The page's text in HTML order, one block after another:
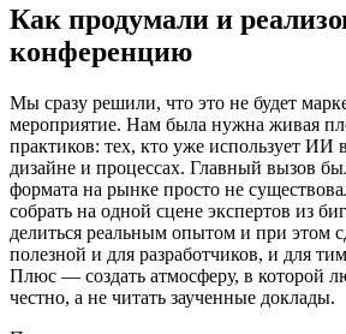
Как продумали и
конференцию
Мы сразу решили, что это не будет
мероприятие. Нам была нужна живая
практиков: тех, кто уже использует ИИ
дизайне и процессах. Главный вызов
формата на рынке просто не
собрать на одной сцене экспертов из
делиться реальным опытом и при этом
полезной и для разработчиков, и для
Плюс — создать атмосферу, в которой
честно, а не читать заученные доклады.